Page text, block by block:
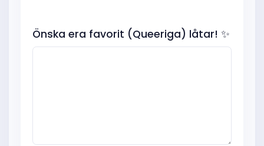
Önska era favorit (Queeriga) låtar! ✨